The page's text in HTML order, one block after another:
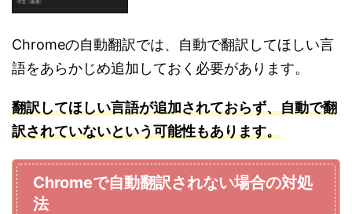
Chromeの自動翻訳では、自動で翻訳してほしい言
語をあらかじめ追加しておく必要があります。
翻訳してほしい言語が追加されておらず、自動で翻
訳されていないという可能性もあります。
Chromeで自動翻訳されない場合の対処
法